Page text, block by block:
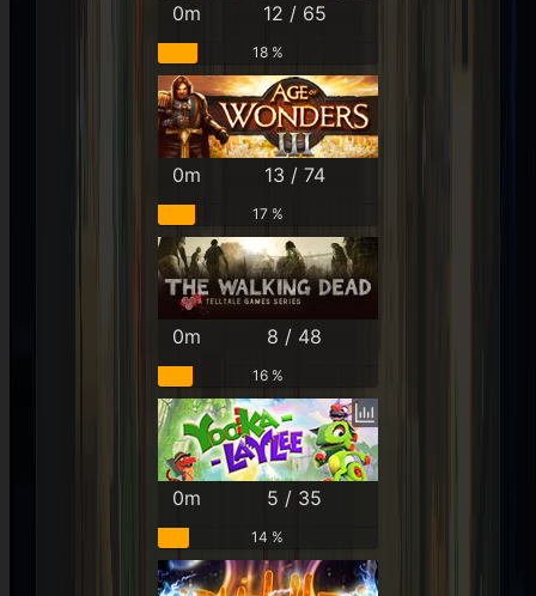
0m 12 / 65
18 %
0m 13 / 74
17 %
0m 8 / 48
16 %
0m 5 / 35
14 %